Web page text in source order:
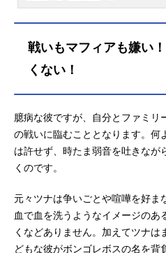
天野明先
ットマン
するTV
周年を迎
綱吉がボ
目ボンゴ
めました
ゴレファ
イタリ
るボン
上げた
戦いもマフィアも嫌い
くない！
臆病な彼ですが、自分とファミリ
の戦いに臨むこととなります。何
は許せず、時たま弱音を吐きなが
くのです。
元々ツナは争いごとや喧嘩を好ま
血で血を洗うようなイメージのあ
くなどありません。加えてツナ
どもな彼がボンゴレボスの名を背